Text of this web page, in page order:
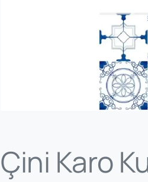
Çini Karo